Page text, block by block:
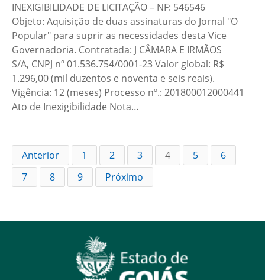
INEXIGIBILIDADE DE LICITAÇÃO – NF: 546546
Objeto: Aquisição de duas assinaturas do Jornal "O
Popular" para suprir as necessidades desta Vice
Governadoria. Contratada: J CÂMARA E IRMÃOS
S/A, CNPJ nº 01.536.754/0001-23 Valor global: R$
1.296,00 (mil duzentos e noventa e seis reais).
Vigência: 12 (meses) Processo nº.: 201800012000441
Ato de Inexigibilidade Nota…
Anterior 1 2 3 4 5
6
7
8 9 Próximo